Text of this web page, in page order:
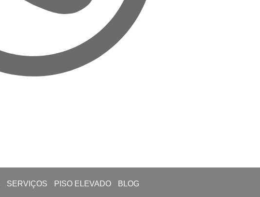
SERVIÇOS PISO ELEVADO BLOG